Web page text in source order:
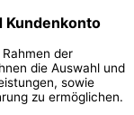
Kundenkonto
der
die Auswahl und
sowie
zu ermöglichen.